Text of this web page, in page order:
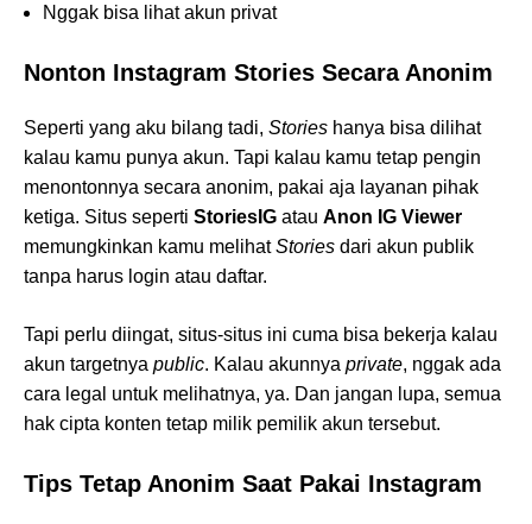
Nggak bisa lihat akun privat
Nonton Instagram Stories Secara Anonim
Seperti yang aku bilang tadi, Stories hanya bisa dilihat
kalau kamu punya akun. Tapi kalau kamu tetap pengin
menontonnya secara anonim, pakai aja layanan pihak
ketiga. Situs seperti StoriesIG atau Anon IG Viewer
memungkinkan kamu melihatStories dari akun publik
tanpa harus login atau daftar.
Tapi perlu diingat, situs-situs ini cuma bisa bekerja kalau
akun targetnya public. Kalau akunnya private, nggak ada
cara legal untuk melihatnya, ya. Dan jangan lupa, semua
hak cipta konten tetap milik pemilik akun tersebut.
Tips Tetap Anonim Saat Pakai Instagram